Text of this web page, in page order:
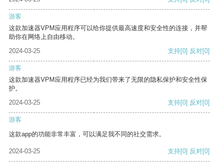
游客
这款加速器VPM应用程序可以给你提供最高速度和安全性的连接，并帮
助你在网络上自由移动。
2024-03-25
支持[0] 反对[0]
游客
这款加速器VPM应用程序已经为我们带来了无限的隐私保护和安全性保
护。
2024-03-25
支持[0] 反对[0]
游客
这款app的功能非常丰富，可以满足我不同的社交需求。
2024-03-25 支持[0] 反对[0]